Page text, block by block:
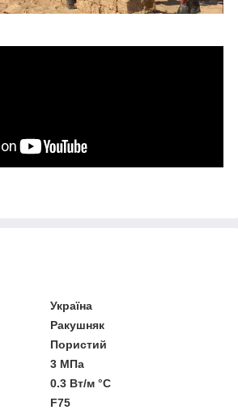
Україна
Ракушняк
Пористий
3 МПа
0.3 Вт/м °С
F75